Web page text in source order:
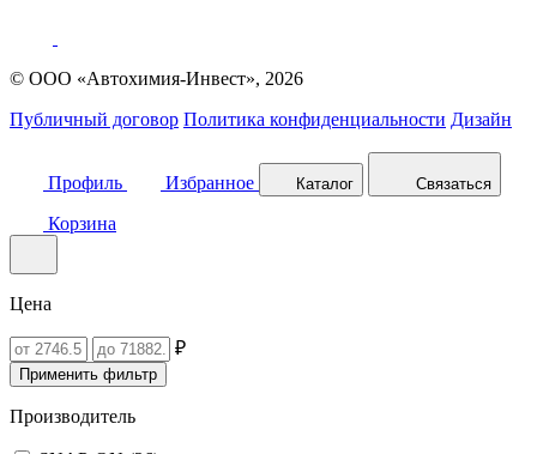
© ООО «Автохимия-Инвест», 2026
Публичный договор Политика конфиденциальности Дизайн
Профиль Избранное Каталог Связаться
Корзина
Цена
₽
Применить фильтр
Производитель